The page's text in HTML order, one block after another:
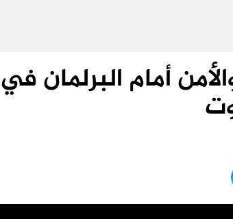
أمام البرلمان في